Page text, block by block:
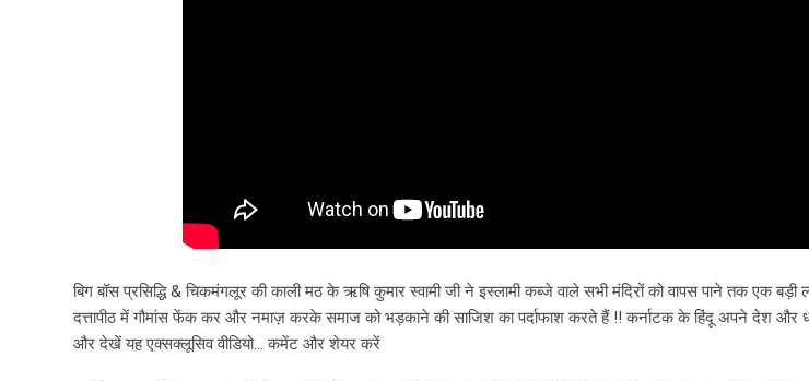
बिग बॉस प्रसिद्धि & चिकमंगलूर की काली मठ के ऋषि कुमार स्वामी जी नेइस्लामीकब्जे वाले सभी मंदिरों को वापस पाने तक एक बड़ी
दत्तापीठ में गौमांस फेंक कर और नमाज़ करके समाज को भड़काने की साजिश का पर्दाफाश करते हैं !! कर्नाटक के हिंदू अपने देश और
और देखें यह एक्सक्लूसिव वीडियो… कमेंट और शेयर करें